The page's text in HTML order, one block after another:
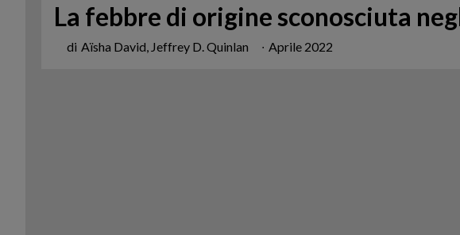
La febbre di origine sconosciuta
di Aïsha David, Jeffrey D. Quinlan ∙ Aprile 2022